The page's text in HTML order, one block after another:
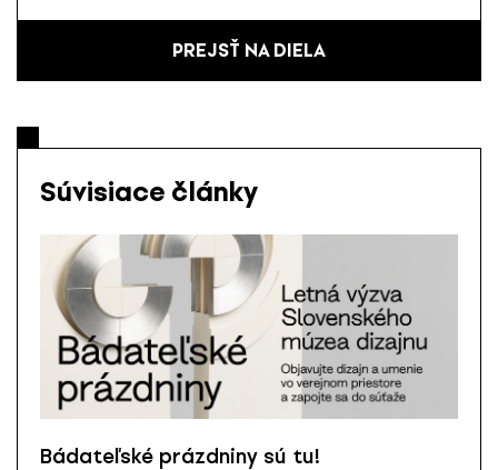
PREJSŤ NA DIELA
Súvisiace články
Bádateľské prázdniny sú tu!